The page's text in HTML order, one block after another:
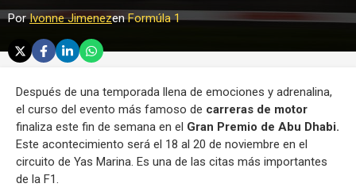
PorIvonne JimenezenFormúla 1
Después de una temporada llena de emociones y adrenalina,
el curso del evento más famoso de carreras de motor
finaliza este fin de semana en el Gran Premio de Abu Dhabi.
Este acontecimiento será el 18 al 20 de noviembre en el
circuito de Yas Marina. Es una de las citas más importantes
de la F1.